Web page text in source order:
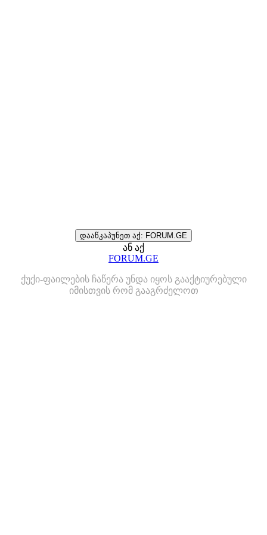
დააწკაპუნეთ აქ: FORUM.GE
ან აქ
FORUM.GE
ქუქი-ფაილების ჩაწერა უნდა იყოს გააქტიურებული
იმისთვის რომ გააგრძელოთ